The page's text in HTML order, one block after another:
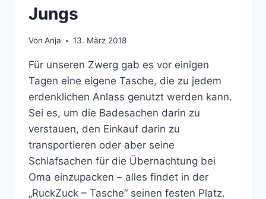
Jungs
Von Anja 13. März 2018
Für unseren Zwerg gab es vor einigen
Tagen eine eigene Tasche, die zu jedem
erdenklichen Anlass genutzt werden kann.
Sei es, um die Badesachen darin zu
verstauen, den Einkauf darin zu
transportieren oder aber seine
Schlafsachen für die Übernachtung bei
Oma einzupacken – alles findet in der
„RuckZuck – Tasche“ seinen festen Platz.